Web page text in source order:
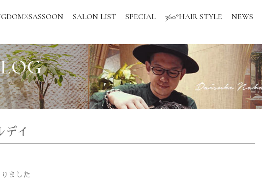
XSASSOON SALON LIST SPECIAL 360°HAIR STYLE NEWS
デイ
ました